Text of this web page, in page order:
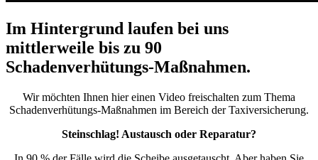
Im Hintergrund laufen bei uns
mittlerweile bis zu 90
Schadenverhütungs-Maßnahmen.
Wir möchten Ihnen hier einen Video freischalten zum Thema
Schadenverhütungs-Maßnahmen im Bereich der Taxiversicherung.
Steinschlag! Austausch oder Reparatur?